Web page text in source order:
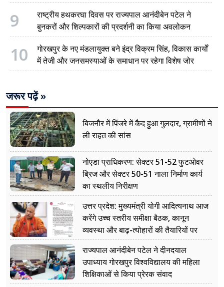
9
राष्ट्रीय हथकरघा दिवस पर राज्यपाल आनंदीबेन पटेल ने
बुनकरों और शिल्पकारों की प्रदर्शनी का किया अवलोकन
10
गोरखपुर के नए मंडलायुक्त बने इंद्र विक्रम सिंह, विकास कार्यों
में तेजी और जनसमस्याओं के समाधान पर रहेगा विशेष जोर
जरूर पढ़ें »
बिजनौर में पिंजरे में कैद हुआ गुलदार, ग्रामीणों ने
ली राहत की सांस
नोएडा प्राधिकरण: सेक्टर 51-52 फुटओवर
ब्रिज और सेक्टर 50-51 नाला निर्माण कार्य
का स्थलीय निरीक्षण
उत्तर प्रदेश: मुख्यमंत्री योगी आदित्यनाथ आज
करेंगे उच्च स्तरीय समीक्षा बैठक, कानून
व्यवस्था और बाढ़-त्योहारों की तैयारियों पर
नजर
राज्यपाल आनंदीबेन पटेल ने दीनदयाल
उपाध्याय गोरखपुर विश्वविद्यालय की महिला
शिक्षिकाओं से किया प्रेरक संवाद